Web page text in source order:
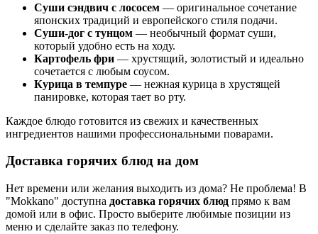
Суши сэндвич с лососем — оригинальное сочетание
японских традиций и европейского стиля подачи.
Суши-дог с тунцом — необычный формат суши,
который удобно есть на ходу.
Картофель фри — хрустящий, золотистый и идеально
сочетается с любым соусом.
Курица в темпуре — нежная курица в хрустящей
панировке, которая тает во рту.
Каждое блюдо готовится из свежих и качественных
ингредиентов нашими профессиональными поварами.
Доставка горячих блюд на дом
Нет времени или желания выходить из дома? Не проблема! В
"Mokkano" доступна доставка горячих блюд прямо к вам
домой или в офис. Просто выберите любимые позиции из
меню и сделайте заказ по телефону.